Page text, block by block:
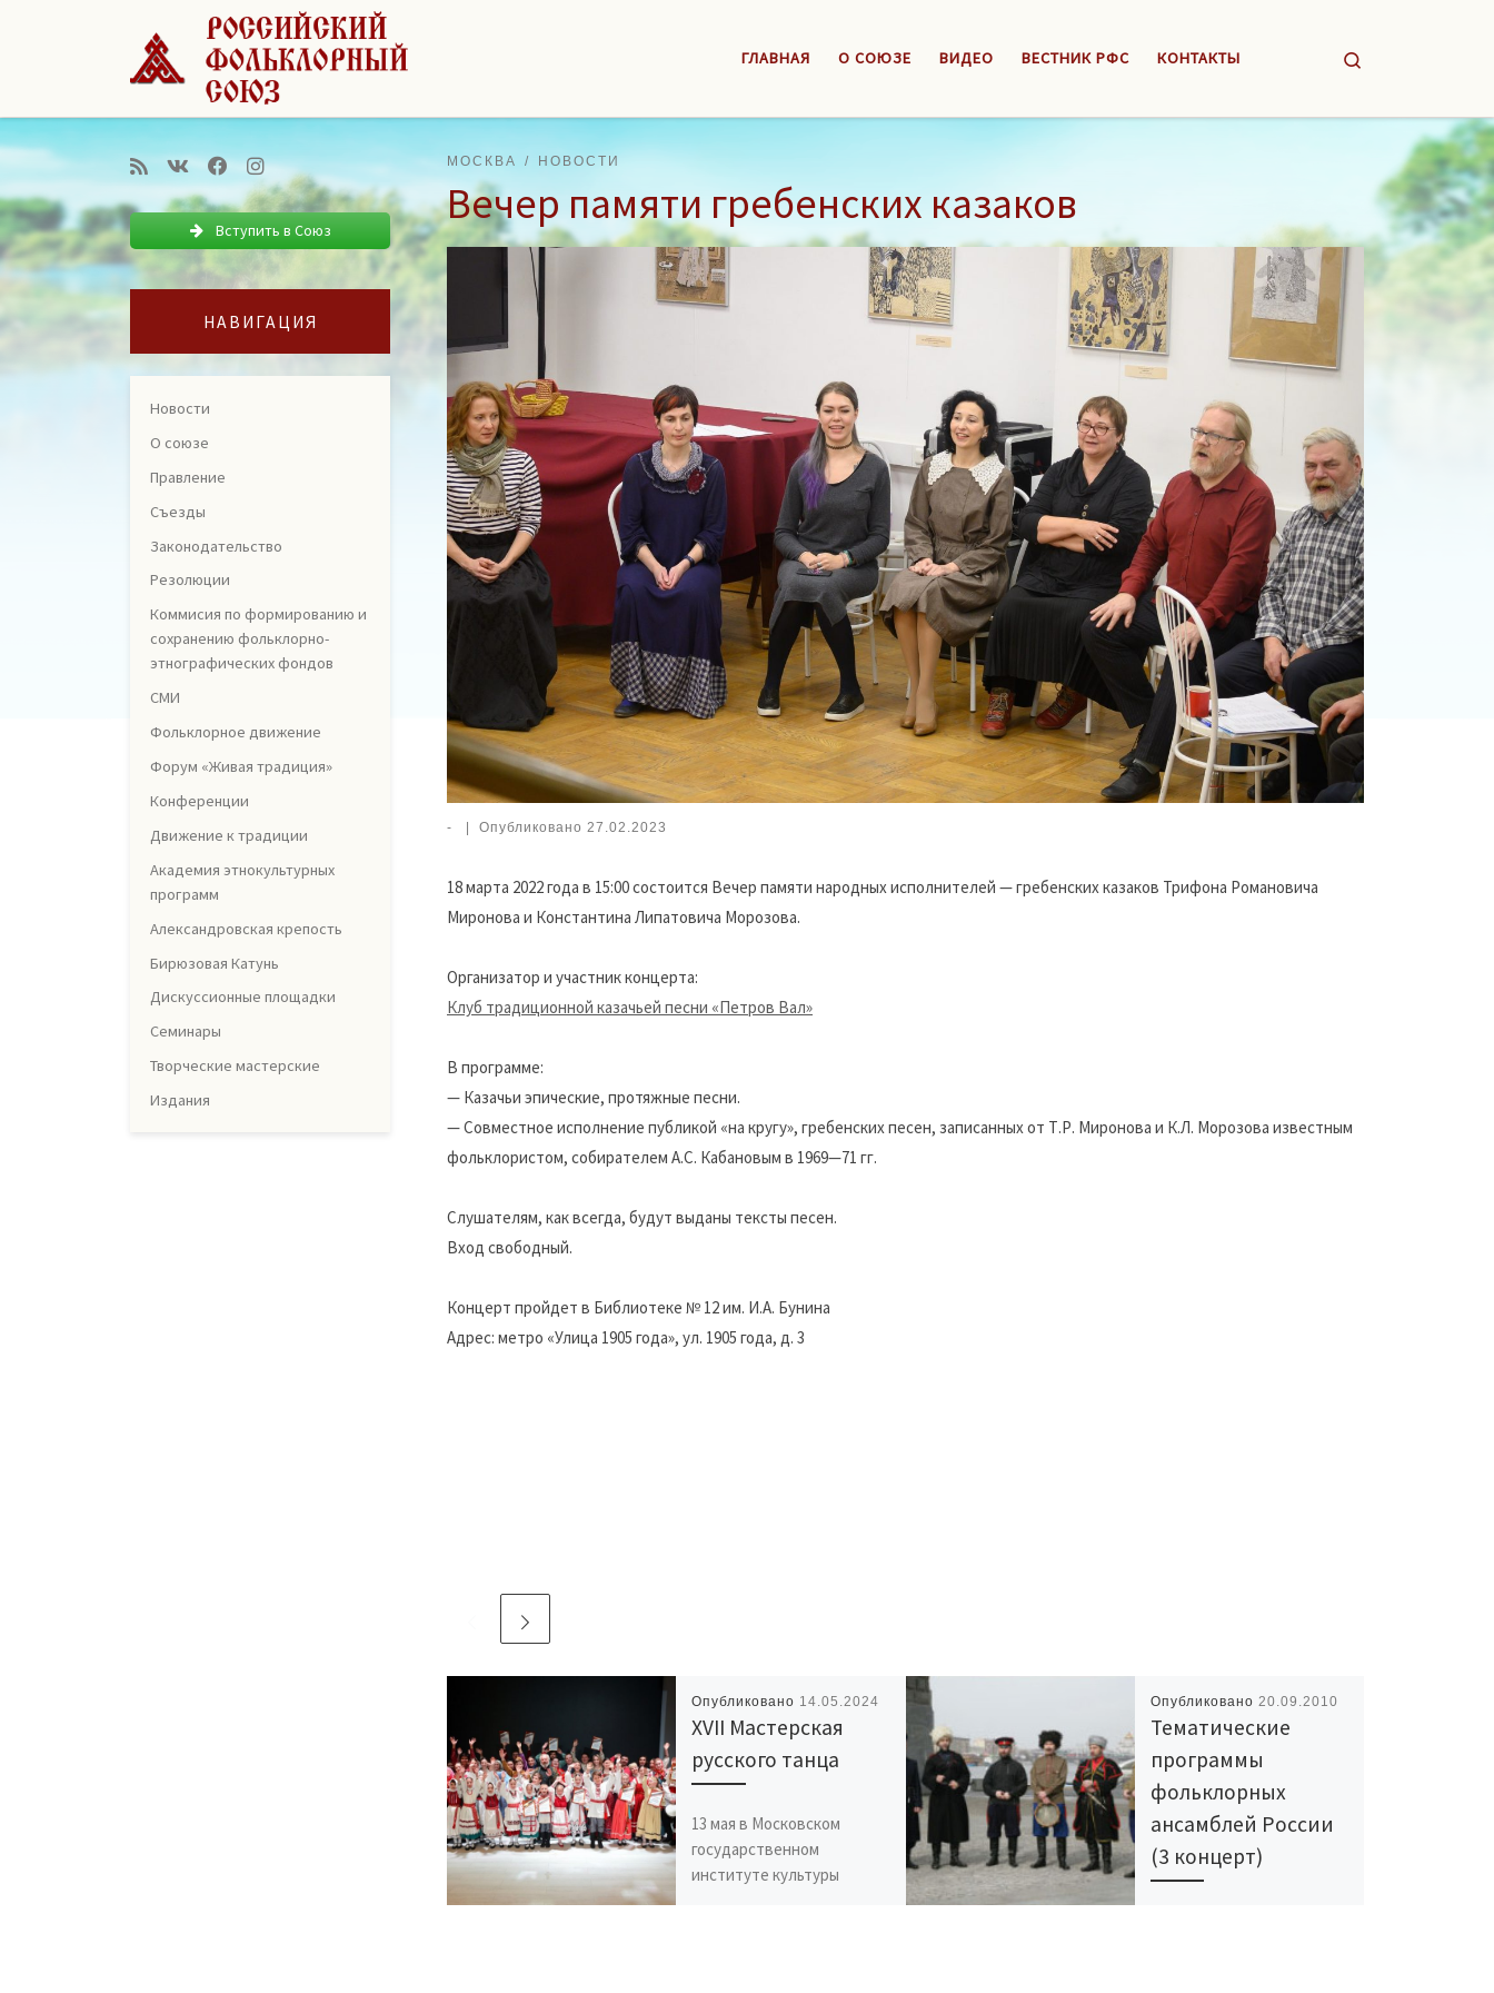
Перейти к содержимому
ГЛАВНАЯ О СОЮЗЕ ВИДЕО ВЕСТНИК РФС КОНТАКТЫ
МОСКВА НОВОСТИ
Вечер памяти гребенских казаков
- | Опубликовано 27.02.2023
18 марта 2022 года в 15:00 состоится Вечер памяти народных исполнителей — гребенских казаков Трифона Романовича
Миронова и Константина Липатовича Морозова.
Организатор и участник концерта:
Клуб традиционной казачьей песни «Петров Вал»
В программе:
— Казачьи эпические, протяжные песни.
— Совместное исполнение публикой «на кругу», гребенских песен, записанных от Т.Р. Миронова и К.Л. Морозова известным
фольклористом, собирателем А.С. Кабановым в 1969—71 гг.
Слушателям, как всегда, будут выданы тексты песен.
Вход свободный.
Концерт пройдет в Библиотеке № 12 им. И.А. Бунина
Адрес: метро «Улица 1905 года», ул. 1905 года, д. 3
Опубликовано 14.05.2024
XVII Мастерская
русского танца
13 мая в Московском
государственном
институте культуры
Опубликовано 20.09.2010
Тематические
программы
фольклорных
ансамблей России
(3 концерт)
Вступить в Союз
НАВИГАЦИЯ
Новости
О союзе
Правление
Съезды
Законодательство
Резолюции
Коммисия по формированию и
сохранению фольклорно-
этнографических фондов
СМИ
Фольклорное движение
Форум «Живая традиция»
Конференции
Движение к традиции
Академия этнокультурных
программ
Александровская крепость
Бирюзовая Катунь
Дискуссионные площадки
Семинары
Творческие мастерские
Издания